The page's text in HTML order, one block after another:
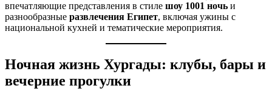
впечатляющие представления в стиле шоу 1001 ночь и
разнообразные развлечения Египет, включая ужины с
национальной кухней и тематические мероприятия.
Ночная жизнь Хургады: клубы, бары и
вечерние прогулки